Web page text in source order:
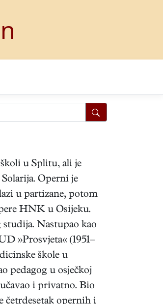
u Splitu, ali je
Operni je
u partizane, potom
HNK u Osijeku.
studija. Nastupao kao
»Prosvjeta« (1951–
škole u
pedagog u osječkoj
i privatno. Bio
četrdesetak opernih i